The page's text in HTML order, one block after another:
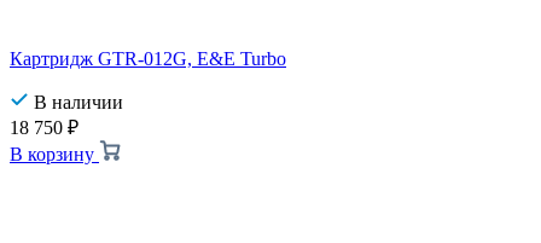
Картридж GTR-012G, E&E Turbo
В наличии
18 750 ₽
В корзину